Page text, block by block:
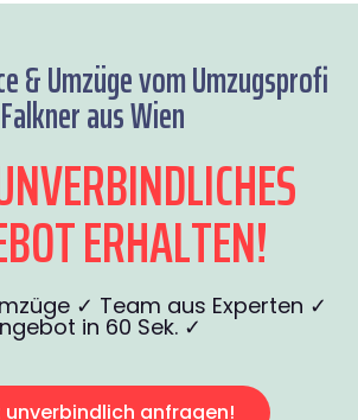
& Umzüge vom Umzugsprofi
Falkner aus Wien
ERHALTEN!
✓ Team aus Experten ✓
in 60 Sek. ✓
anfragen!